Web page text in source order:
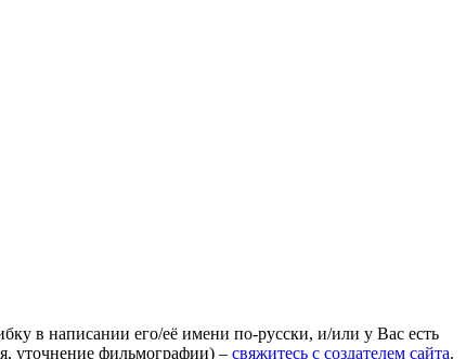
в написании его/её имени по-русски, и/или у Вас есть
уточнение фильмографии) – свяжитесь с создателем сайта.